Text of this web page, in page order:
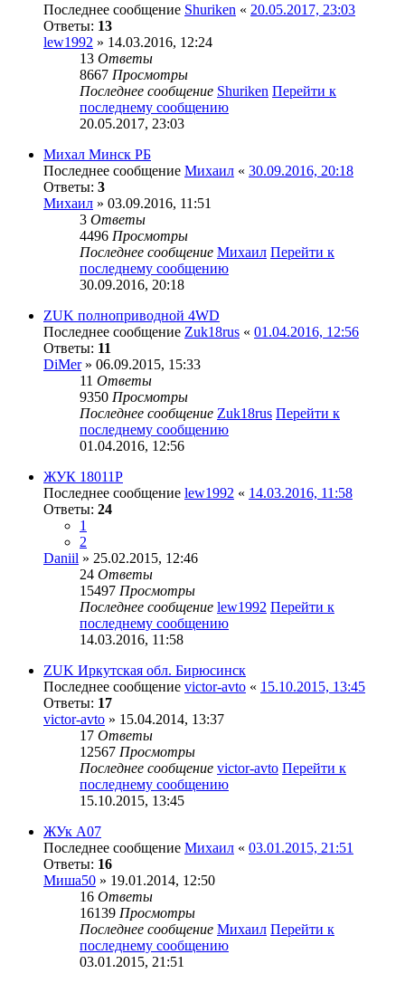
Последнее сообщение Shuriken « 20.05.2017, 23:03
Ответы: 13
lew1992 » 14.03.2016, 12:24
13 Ответы
8667 Просмотры
Последнее сообщение Shuriken Перейти к
последнему сообщению
20.05.2017, 23:03
Михал Минск РБ
Последнее сообщение Михаил « 30.09.2016, 20:18
Ответы: 3
Михаил » 03.09.2016, 11:51
3 Ответы
4496 Просмотры
Последнее сообщение Михаил Перейти к
последнему сообщению
30.09.2016, 20:18
ZUK полноприводной 4WD
Последнее сообщение Zuk18rus « 01.04.2016, 12:56
Ответы: 11
DiMer» 06.09.2015, 15:33
11 Ответы
9350 Просмотры
Последнее сообщение Zuk18rus Перейти к
последнему сообщению
01.04.2016, 12:56
ЖУК 18011Р
Последнее сообщение lew1992 « 14.03.2016, 11:58
Ответы: 24
1
2
Daniil » 25.02.2015, 12:46
24 Ответы
15497 Просмотры
Последнее сообщение lew1992 Перейти к
последнему сообщению
14.03.2016, 11:58
ZUK Иркутская обл. Бирюсинск
Последнее сообщение victor-avto « 15.10.2015, 13:45
Ответы: 17
victor-avto » 15.04.2014, 13:37
17 Ответы
12567 Просмотры
Последнее сообщение victor-avto Перейти к
последнему сообщению
15.10.2015, 13:45
ЖУк А07
Последнее сообщение Михаил « 03.01.2015, 21:51
Ответы: 16
Миша50 » 19.01.2014, 12:50
16 Ответы
16139 Просмотры
Последнее сообщение Михаил Перейти к
последнему сообщению
03.01.2015, 21:51